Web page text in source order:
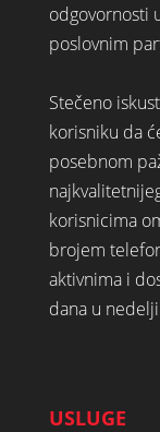
odgovornosti
poslovnim
Stečeno
korisniku da
posebnom
korisnicima
brojem
aktivnima i
dana u
USLUGE